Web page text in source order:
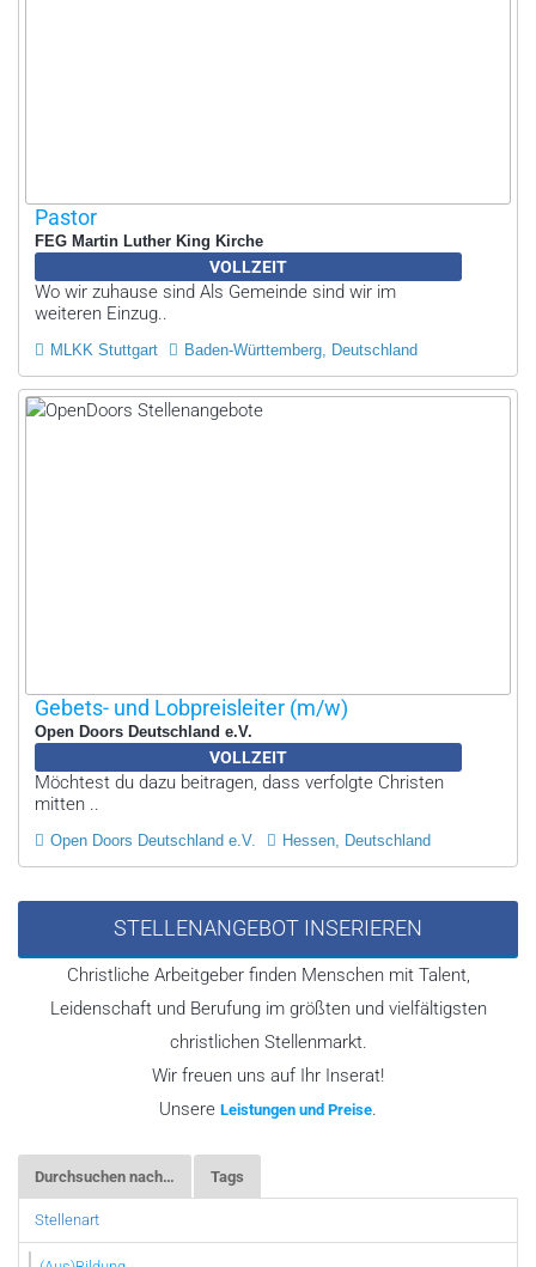
Pastor
FEG Martin Luther King Kirche
VOLLZEIT
Wo wir zuhause sind Als Gemeinde sind wir im
weiteren Einzug..
MLKK Stuttgart Baden-Württemberg, Deutschland
Gebets- und Lobpreisleiter (m/w)
Open Doors Deutschland e.V.
VOLLZEIT
Möchtest du dazu beitragen, dass verfolgte Christen
mitten ..
Open Doors Deutschland e.V. Hessen, Deutschland
STELLENANGEBOT INSERIEREN
Christliche Arbeitgeber finden Menschen mit Talent,
Leidenschaft und Berufung im größten und vielfältigsten
christlichen Stellenmarkt.
Wir freuen uns auf Ihr Inserat!
Unsere Leistungen und Preise.
Durchsuchen nach… Tags
Stellenart